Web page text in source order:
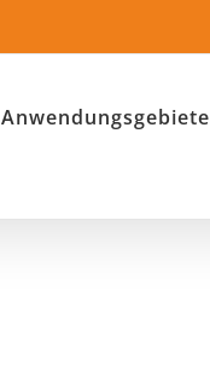
Anwendungsgebiete